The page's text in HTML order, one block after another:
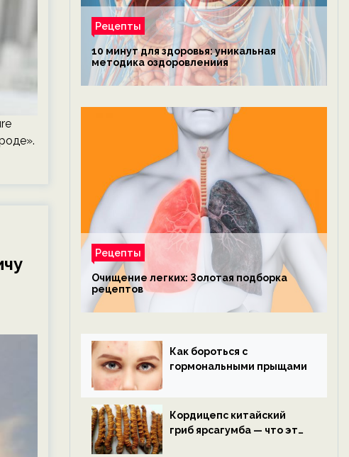
Рецепты
10 минут для здоровья: уникальная
методика оздоровлениия
Рецепты
Очищение легких: Золотая подборка
рецептов
Как бороться с
гормональными прыщами
Кордицепс китайский
гриб ярсагумба — что это